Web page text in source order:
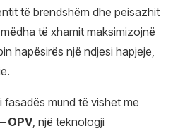
të brendshëm dhe peisazhit
të xhamit maksimizojnë
hapësirës një ndjesi hapjeje,
mund të vishet me
OPV, një teknologji